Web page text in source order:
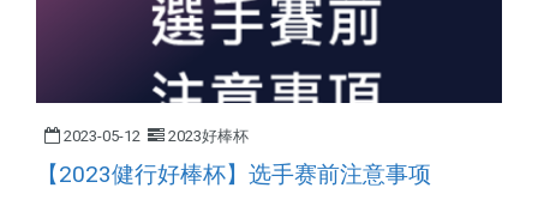
2023-05-12 2023好棒杯
【2023健行好棒杯】选手赛前注意事项